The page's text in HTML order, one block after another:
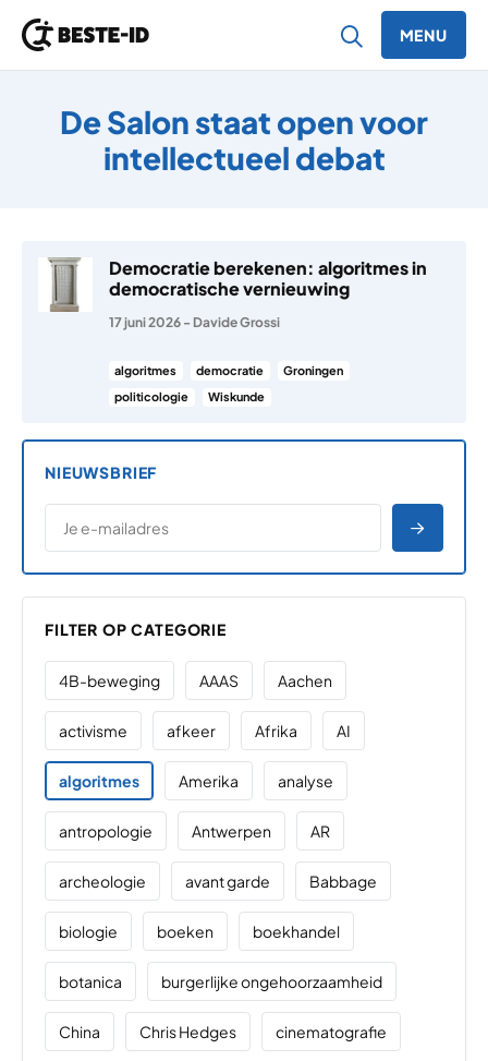
MENU
De Salon staat open voor
intellectueel debat
Democratie berekenen: algoritmes in
democratische vernieuwing
17 juni 2026 - Davide Grossi
algoritmes democratie
Groningen
politicologie
Wiskunde
NIEUWSBRIEF
E-MAILADRES
*
FILTER OP CATEGORIE
4B-beweging AAAS Aachen
activisme afkeer Afrika AI
algoritmes Amerika analyse
antropologie Antwerpen AR
archeologie avant garde Babbage
biologie boeken boekhandel
botanica burgerlijke ongehoorzaamheid
China Chris Hedges cinematografie